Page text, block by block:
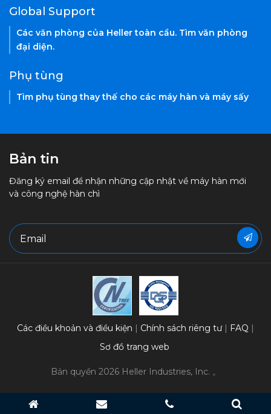
Global Support
Các văn phòng của Heller toàn cầu. Tìm văn phòng
đại diện.
Phụ tùng
Tìm phụ tùng thay thế cho các máy hàn và máy sấy
Bản tin
Đăng ký email để nhận những cập nhật về máy hàn mới
và công nghệ hàn chì
Các điều khoản và điều kiện Chính sách riêng tư
FAQ
Sơ đồ trang web
Bản quyền 2026 Heller Industries, Inc. 。